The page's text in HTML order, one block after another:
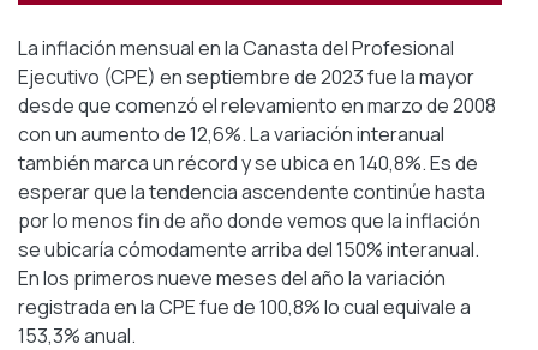
La inflación mensual en la Canasta del Profesional
Ejecutivo (CPE) en septiembre de 2023 fue la mayor
desde que comenzó el relevamiento en marzo de 2008
con un aumento de 12,6%. La variación interanual
también marca un récord y se ubica en 140,8%. Es de
esperar que la tendencia ascendente continúe hasta
por lo menos fin de año donde vemos que la inflación
se ubicaría cómodamente arriba del 150% interanual.
En los primeros nueve meses del año la variación
registrada en la CPE fue de 100,8% lo cual equivale a
153,3% anual.